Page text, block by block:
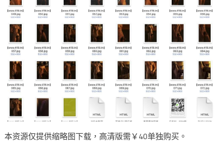
本资源仅提供缩略图下载，高清版需￥40单独购买。